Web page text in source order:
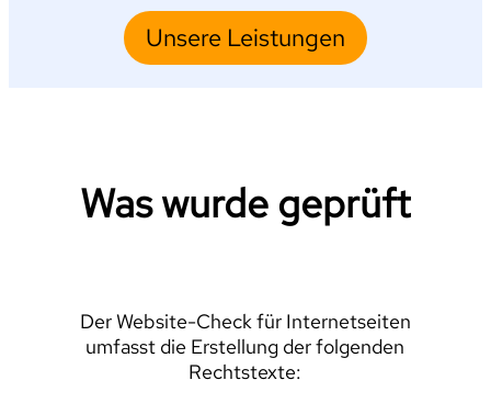
Unsere Leistungen
Was wurde geprüft
Der Website-Check für Internetseiten
umfasst die Erstellung der folgenden
Rechtstexte: